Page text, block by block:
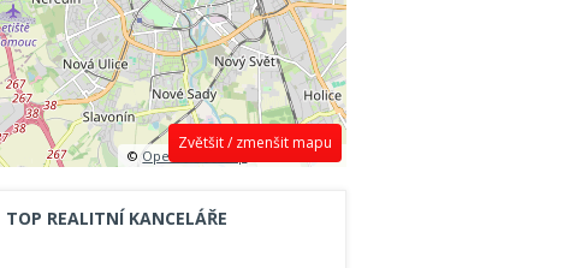
Zvětšit / zmenšit mapu
©OpenStreetMap contributors.
TOP REALITNÍ KANCELÁŘE